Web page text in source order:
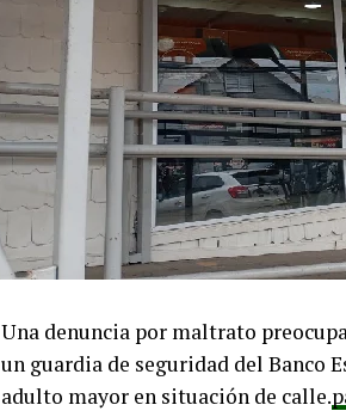
Una denuncia por maltrato
un guardia de seguridad del Banco
adulto mayor en situación de calle.